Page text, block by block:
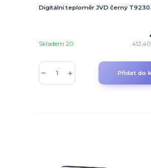
Digitální teploměr JVD černý
Skladem 20
Přidat do